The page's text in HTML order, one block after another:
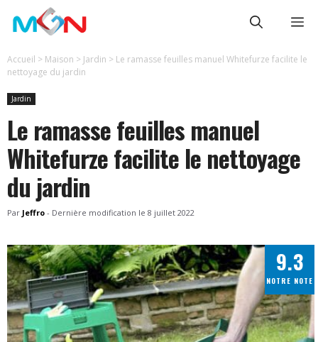
au
contenu
Accueil > Maison > Jardin > Le ramasse feuilles manuel Whitefurze facilite le
nettoyage du jardin
Jardin
Le ramasse feuilles manuel
Whitefurze facilite le nettoyage
du jardin
Par Jeffro - Dernière modification le 8 juillet 2022
9.3
NOTRE NOTE